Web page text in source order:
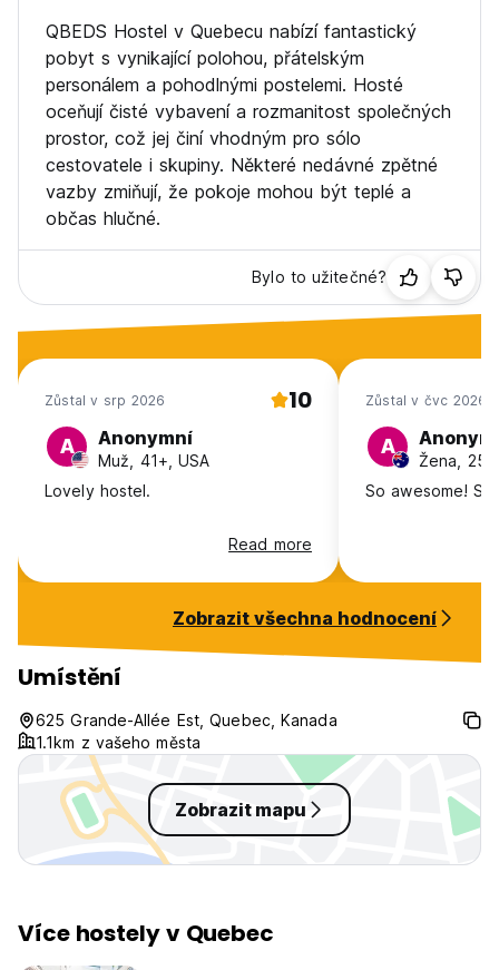
QBEDS Hostel v Quebecu nabízí fantastický
pobyt s vynikající polohou, přátelským
personálem a pohodlnými postelemi. Hosté
oceňují čisté vybavení a rozmanitost společných
prostor, což jej činí vhodným pro sólo
cestovatele i skupiny. Některé nedávné zpětné
vazby zmiňují, že pokoje mohou být teplé a
občas hlučné.
Bylo to užitečné?
Zůstal v srp 2026 10
A Anonymní
Muž, 41+, USA
Lovely hostel.
Read more
Zůstal v čvc 2026
A
Žena, 25-
So awesome!
Zobrazit všechna hodnocení
Umístění
625 Grande-Allée Est, Quebec, Kanada
1.1km z vašeho města
Zobrazit mapu
Více hostely v Quebec